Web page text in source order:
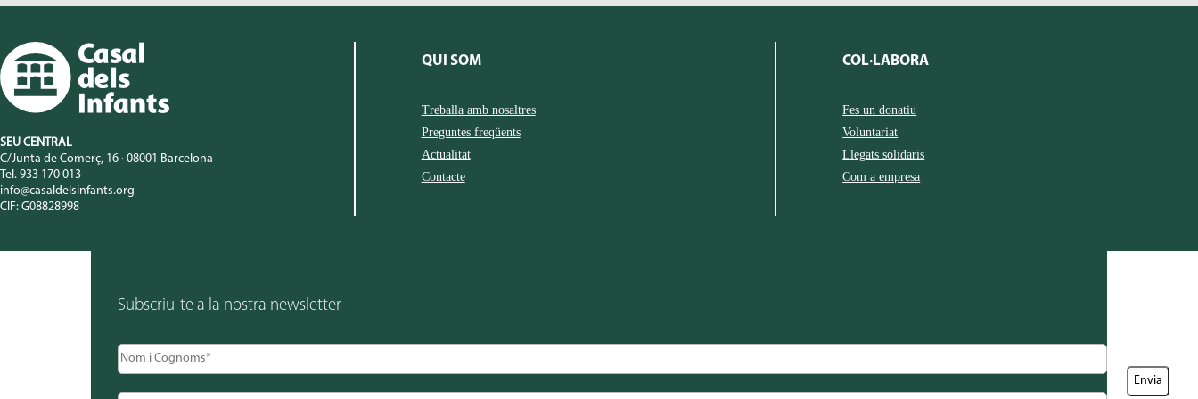
SEU CENTRAL
C/Junta de Comerç, 16 · 08001 Barcelona
Tel. 933 170 013
info@casaldelsinfants.org
CIF: G08828998
QUI SOM
Treballa amb nosaltres
Preguntes freqüents
Actualitat
Contacte
COL·LABORA
Fes un donatiu
Voluntariat
Llegats solidaris
Com a empresa
Subscriu-te a la nostra newsletter